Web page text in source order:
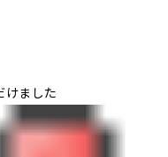
けました